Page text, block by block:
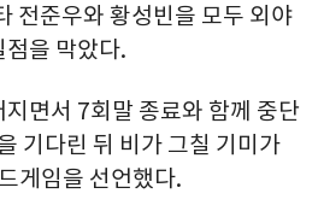
전준우와 황성빈을 모두 외야
을 막았다.
면서 7회말 종료와 함께 중단
기다린 뒤 비가 그칠 기미가
게임을 선언했다.